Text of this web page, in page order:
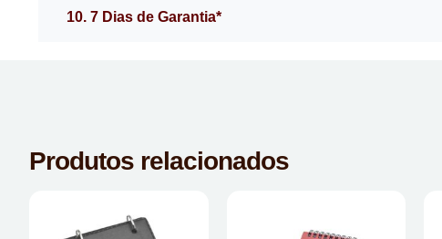
10. 7 Dias de Garantia*
Produtos relacionados